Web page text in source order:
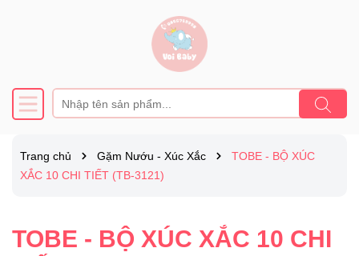
Trang chủ Gặm Nướu - Xúc Xắc
TOBE - BỘ XÚC
XẮC 10 CHI TIẾT (TB-3121)
TOBE - BỘ XÚC XẮC 10 CHI